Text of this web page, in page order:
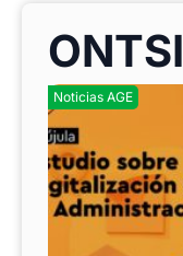
ONTSI
Noticias AGE